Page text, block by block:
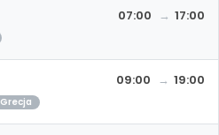
07:00 17:00
Grecja
09:00 19:00